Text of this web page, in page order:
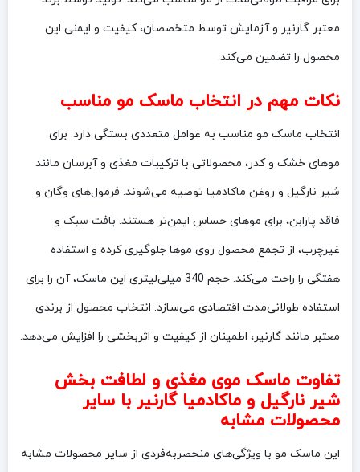
معتبر گارنیر و آزمایش توسط متخصصان، کیفیت و ایمنی این
محصول را تضمین می‌کند.
نکات مهم در انتخاب ماسک مو مناسب
انتخاب ماسک مو مناسب به عوامل متعددی بستگی دارد. برای
موهای خشک و کدر، محصولاتی با ترکیبات مغذی و آبرسان مانند
شیر نارگیل و روغن ماکادمیا توصیه می‌شوند. فرمول‌های وگان و
فاقد پارابن، برای موهای حساس ایمن‌تر هستند. بافت سبک و
غیرچرب، از تجمع محصول روی موها جلوگیری کرده و استفاده
هفتگی را راحت می‌کند. حجم 340 میلی‌لیتری این ماسک، آن را برای
استفاده طولانی‌مدت اقتصادی می‌سازد. انتخاب محصول از برندی
معتبر مانند گارنیر، اطمینان از کیفیت و اثربخشی را افزایش می‌دهد.
تفاوت ماسک موی مغذی و لطافت بخش
شیر نارگیل و ماکادمیا گارنیر با سایر
محصولات مشابه
این ماسک مو با ویژگی‌های منحصربه‌فردی از سایر محصولات مشابه